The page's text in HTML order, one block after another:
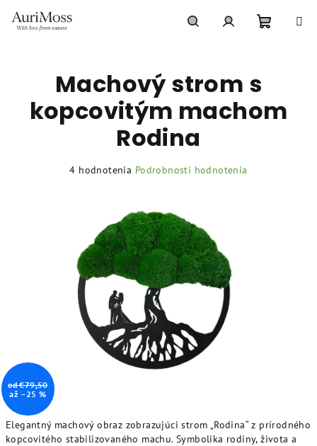
Elegantný machový obraz zobrazujúci strom „Rodina“ z prírodného
kopcovitého stabilizovaného machu. Symbolika rodiny, života a
Machový strom s
kopcovitým machom
Rodina
Priemerné
hviezdičiek.
4 hodnotenia Podrobnosti hodnotenia
od €79,50
až –25 %